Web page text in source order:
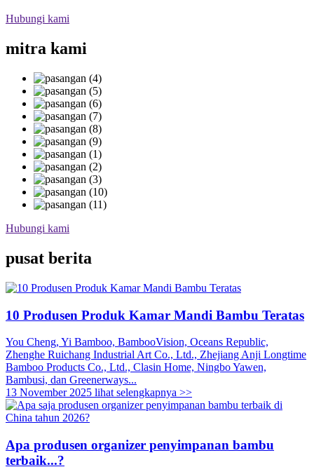
Hubungi kami
mitra kami
Hubungi kami
pusat berita
10 Produsen Produk Kamar Mandi Bambu Teratas
You Cheng, Yi Bamboo, BambooVision, Oceans Republic,
Zhenghe Ruichang Industrial Art Co., Ltd., Zhejiang Anji Longtime
Bamboo Products Co., Ltd., Clasin Home, Ningbo Yawen,
Bambusi, dan Greenerways...
13 November 2025 lihat selengkapnya >>
Apa produsen organizer penyimpanan bambu
terbaik...?